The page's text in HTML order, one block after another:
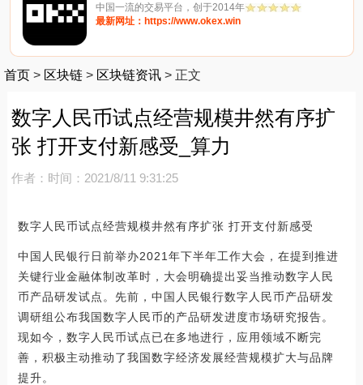
中国一流的交易平台，创于2014年
最新网址：https://www.okex.win
首页 > 区块链 > 区块链资讯 > 正文
数字人民币试点经营规模井然有序扩
张 打开支付新感受_算力
作者： 时间：2021/8/11 9:31:25
数字人民币试点经营规模井然有序扩张 打开支付新感受
中国人民银行日前举办2021年下半年工作大会，在提到推进
关键行业金融体制改革时，大会明确提出妥当推动数字人民
币产品研发试点。先前，中国人民银行数字人民币产品研发
调研组公布我国数字人民币的产品研发进度市场研究报告。
现如今，数字人民币试点已在多地进行，应用领域不断完
善，积极主动推动了我国数字经济发展经营规模扩大与品牌
提升。